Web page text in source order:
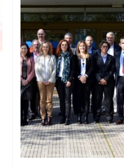
Medio Ambiente
I+D+i
Energía
Internacionalización
Clientes
Contacto
Noticias